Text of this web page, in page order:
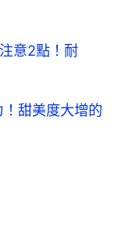
意2點！耐
甜美度大增的